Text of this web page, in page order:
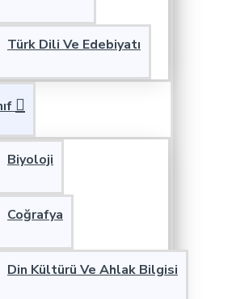
Türk Dili Ve Edebiyatı
Biyoloji
Coğrafya
Din Kültürü Ve Ahlak Bilgisi